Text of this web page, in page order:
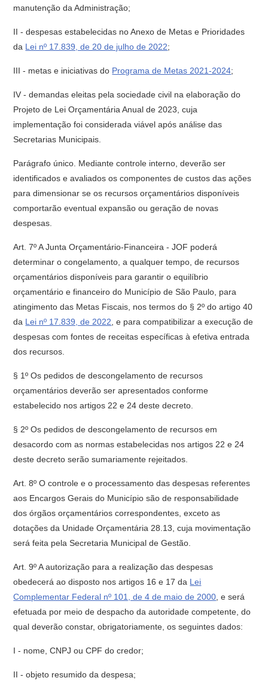
manutenção da Administração;
II - despesas estabelecidas no Anexo de Metas e Prioridades
da Lei nº 17.839, de 20 de julho de 2022;
III - metas e iniciativas do Programa de Metas 2021-2024;
IV - demandas eleitas pela sociedade civil na elaboração do
Projeto de Lei Orçamentária Anual de 2023, cuja
implementação foi considerada viável após análise das
Secretarias Municipais.
Parágrafo único. Mediante controle interno, deverão ser
identificados e avaliados os componentes de custos das ações
para dimensionar se os recursos orçamentários disponíveis
comportarão eventual expansão ou geração de novas
despesas.
Art. 7º A Junta Orçamentário-Financeira - JOF poderá
determinar o congelamento, a qualquer tempo, de recursos
orçamentários disponíveis para garantir o equilíbrio
orçamentário e financeiro do Município de São Paulo, para
atingimento das Metas Fiscais, nos termos do § 2º do artigo 40
da Lei nº 17.839, de 2022 , e para compatibilizar a execução de
despesas com fontes de receitas específicas à efetiva entrada
dos recursos.
§ 1º Os pedidos de descongelamento de recursos
orçamentários deverão ser apresentados conforme
estabelecido nos artigos 22 e 24 deste decreto.
§ 2º Os pedidos de descongelamento de recursos em
desacordo com as normas estabelecidas nos artigos 22 e 24
deste decreto serão sumariamente rejeitados.
Art. 8º O controle e o processamento das despesas referentes
aos Encargos Gerais do Município são de responsabilidade
dos órgãos orçamentários correspondentes, exceto as
dotações da Unidade Orçamentária 28.13, cuja movimentação
será feita pela Secretaria Municipal de Gestão.
Art. 9º A autorização para a realização das despesas
obedecerá ao disposto nos artigos 16 e 17 da Lei
Complementar Federal nº 101, de 4 de maio de 2000 , e será
efetuada por meio de despacho da autoridade competente, do
qual deverão constar, obrigatoriamente, os seguintes dados:
I - nome, CNPJ ou CPF do credor;
II - objeto resumido da despesa;